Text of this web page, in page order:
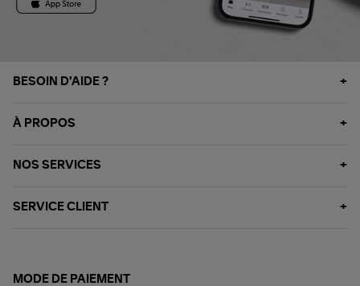
BESOIN D'AIDE ?
À PROPOS
NOS SERVICES
SERVICE CLIENT
MODE DE PAIEMENT